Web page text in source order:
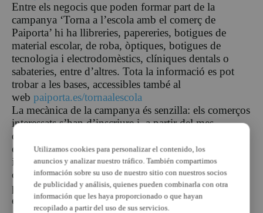
Entre els negocis que poden formar part de la
campanya ‘Torna a l’escola amb el comerç de
Paiporta’ hi ha llibreries, papereries, botigues de
material escolar, de roba, òptiques, botigues de
tecnologia i electrodomèstics, clíniques dentals o
sabateries, entre d’altres. Tota la informació es pot
trobar a les bases, accessibles també al
web paiporta.es/tornaalescola
La mecànica de la campanya és senzilla: els comerços
interessats s’han d’inscriure i, a partir del mes
d’agost, rebran vals per al sorteig de 10 xecs de 50
euros. Aquests val es repartiran entre la seua clientela
i, per tant, totes aquelles persones que realitzen
compres als negocis adherits a la campanya
participaran en el sorteig. Les persones guanyadores
es donaran a conéixer a finals de setembre.
Utilizamos cookies para personalizar el contenido, los
anuncios y analizar nuestro tráfico. También compartimos
información sobre su uso de nuestro sitio con nuestros socios
de publicidad y análisis, quienes pueden combinarla con otra
información que les haya proporcionado o que hayan
recopilado a partir del uso de sus servicios.